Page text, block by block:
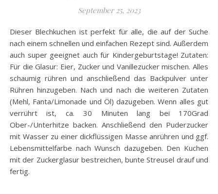
September 25, 2023
Dieser Blechkuchen ist perfekt für alle, die auf der Suche
nach einem schnellen und einfachen Rezept sind. Außerdem
auch super geeignet auch für Kindergeburtstage! Zutaten:
Für die Glasur: Eier, Zucker und Vanillezucker mischen. Alles
schaumig rühren und anschließend das Backpulver unter
Rühren hinzugeben. Nach und nach die weiteren Zutaten
(Mehl, Fanta/Limonade und Öl) dazugeben. Wenn alles gut
verrührt ist, ca. 30 Minuten lang bei 170Grad
Ober-/Unterhitze backen. Anschließend den Puderzucker
mit Wasser zu einer dickflüssigen Masse anrühren und ggf.
Lebensmittelfarbe nach Wunsch dazugeben. Den Kuchen
mit der Zuckerglasur bestreichen, bunte Streusel drauf und
fertig.